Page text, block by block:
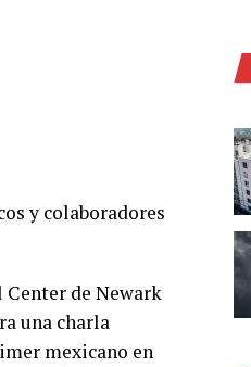
y colaboradores
de Newark
una charla
mexicano en